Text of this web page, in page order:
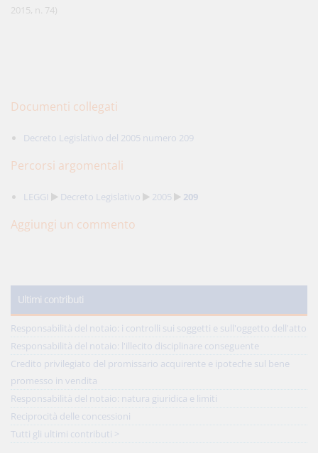
2015, n. 74)
Documenti collegati
Decreto Legislativo del 2005 numero 209
Percorsi argomentali
LEGGI Decreto Legislativo 2005 209
Aggiungi un commento
Ultimi contributi
Responsabilità del notaio: i controlli sui soggetti e sull'oggetto dell'atto
Responsabilità del notaio: l'illecito disciplinare conseguente
Credito privilegiato del promissario acquirente e ipoteche sul bene
promesso in vendita
Responsabilità del notaio: natura giuridica e limiti
Reciprocità delle concessioni
Tutti gli ultimi contributi >